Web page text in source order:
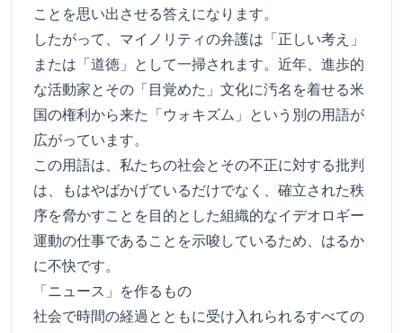
ことを思い出させる答えになります。
したがって、マイノリティの弁護は「正しい考え」
または「道徳」として一掃されます。近年、進歩的
な活動家とその「目覚めた」文化に汚名を着せる米
国の権利から来た「ウォキズム」という別の用語が
広がっています。
この用語は、私たちの社会とその不正に対する批判
は、もはやばかげているだけでなく、確立された秩
序を脅かすことを目的とした組織的なイデオロギー
運動の仕事であることを示唆しているため、はるか
に不快です。
「ニュース」を作るもの
社会で時間の経過とともに受け入れられるすべての